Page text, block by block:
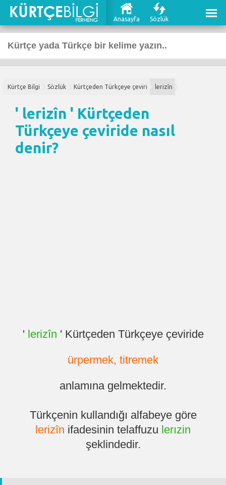
Anasayfa Sözlük
Kürtçe Bilgi Sözlük Kürtçeden Türkçeye çeviri lerizîn
' lerizîn ' Kürtçeden
Türkçeye çeviride nasıl
denir?
' lerizîn ' Kürtçeden Türkçeye çeviride
ürpermek, titremek
anlamına gelmektedir.
Türkçenin kullandığı alfabeye göre
lerizîn ifadesinin telaffuzu lerızin
şeklindedir.